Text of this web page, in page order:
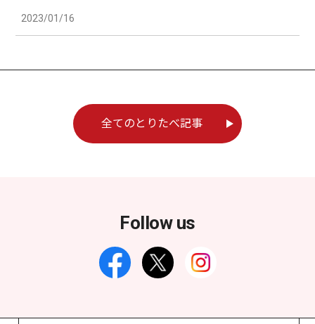
2023/01/16
全てのとりたべ記事
Follow us